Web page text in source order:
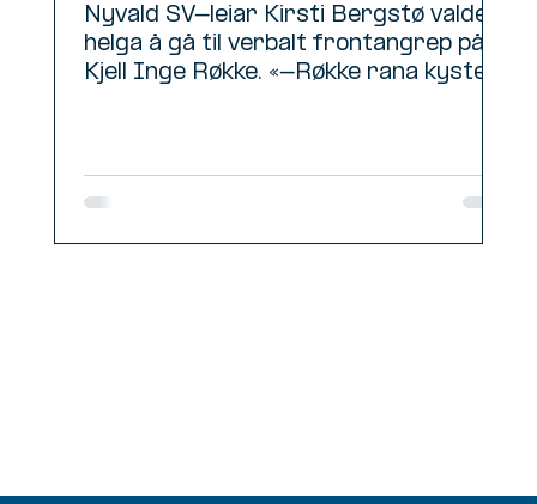
Nyvald SV-leiar Kirsti Bergstø valde i
helga å gå til verbalt frontangrep på
Kjell Inge Røkke. «-Røkke rana kysten